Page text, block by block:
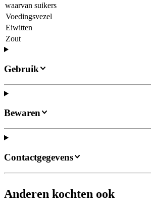
waarvan suikers
Voedingsvezel
Eiwitten
Zout
Gebruik
Bewaren
Contactgegevens
Anderen kochten ook